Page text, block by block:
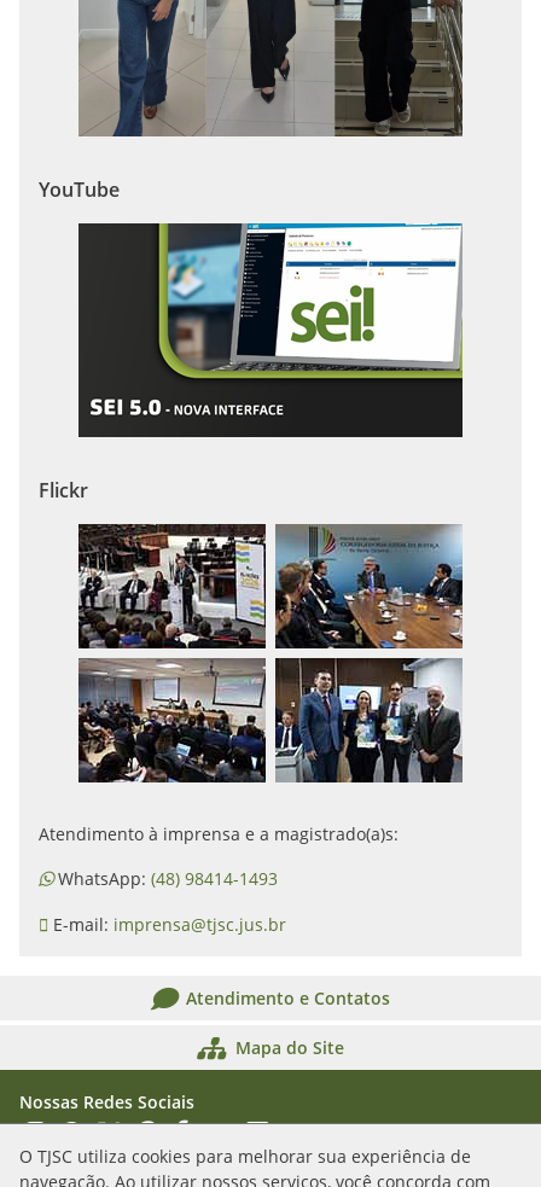
O TJSC utiliza cookies para melhorar sua experiência de
navegação. Ao utilizar nossos serviços, você concorda com
YouTube
Flickr
Atendimento à imprensa e a magistrado(a)s:
WhatsApp: (48) 98414-1493
E-mail: imprensa@tjsc.jus.br
Atendimento e Contatos
Mapa do Site
Nossas Redes Sociais
Acessar Instagram
Acessar WhatsApp
Acessar XAcessar Threads
Acessar Facebook
Acessar YouTube
Acessar Flickr
Acessar SoundCloud